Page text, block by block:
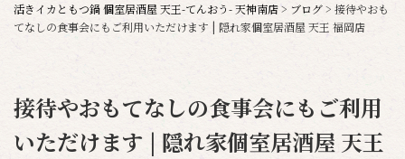
活きイカともつ鍋 個室居酒屋 天王-てんおう- 天神南店> ブログ> 接待やおも
てなしの食事会にもご利用いただけます | 隠れ家個室居酒屋 天王 福岡店
接待やおもてなしの食事会にもご利用
いただけます | 隠れ家個室居酒屋 天王